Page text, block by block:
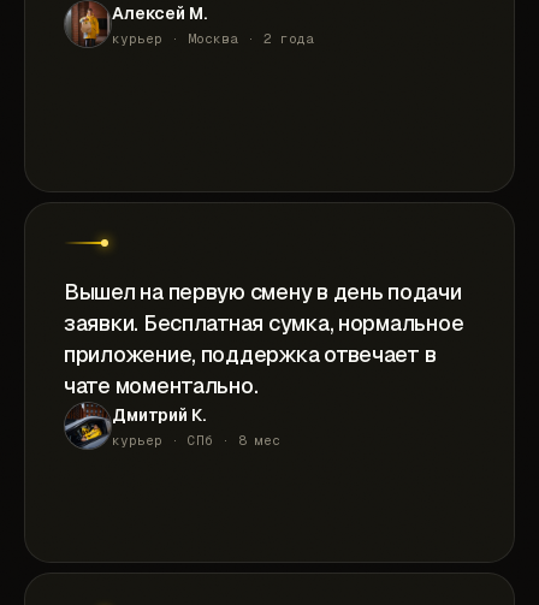
Алексей М.
курьер · Москва · 2 года
Вышел на первую смену в день подачи
заявки. Бесплатная сумка, нормальное
приложение, поддержка отвечает в
чате моментально.
Дмитрий К.
курьер · СПб · 8 мес